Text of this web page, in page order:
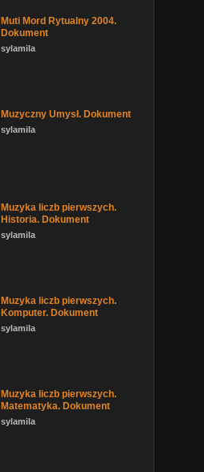
Muti Mord Rytualny 2004.
Dokument
sylamila
Muzyczny Umysł. Dokument
sylamila
Muzyka liczb pierwszych.
Historia. Dokument
sylamila
Muzyka liczb pierwszych.
Komputer. Dokument
sylamila
Muzyka liczb pierwszych.
Matematyka. Dokument
sylamila